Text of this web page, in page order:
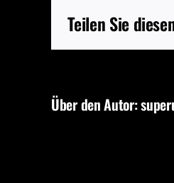
Teilen Sie
Über den Autor: